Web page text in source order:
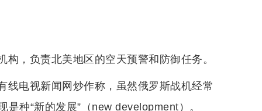
，负责北美地区的空天预警和防御任务。
线电视新闻网炒作称，虽然俄罗斯战机经常
种“新的发展”（new development）。